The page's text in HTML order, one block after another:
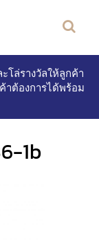
โล่รางวัลให้ลูกค้า
าต้องการได้พร้อม
1b